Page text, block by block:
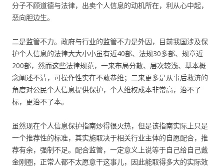
分子不顾道德与法律，出卖个人信息的动机所在，利从心中起，
恶向胆边生。
二是监管不力。政府与行业的监管不力是外因，目前我国涉及保
护个人信息的法律大大小小虽有近40部、法规30多部、规章近
200部，然而这些法律规范，一来布局分散、层次较浅、基本概
念阐述不清，可操作性实在不敢恭维；二来更多是从事后救济的
角度对公民个人信息提供保护，个人维权成本非常高，治不了
标，更治不了本。
虽然现在个人信息保护指南炒得很火热，但是该指南实际上只是
一个推荐性的标准，其实施取决于相关行业主体的自愿配合，推
荐有余，强制不足。配合监管，一定意义上说等于自己给自己戴
金刚圈，正常人都不太愿意干这事儿，因此能取得多大的实际效